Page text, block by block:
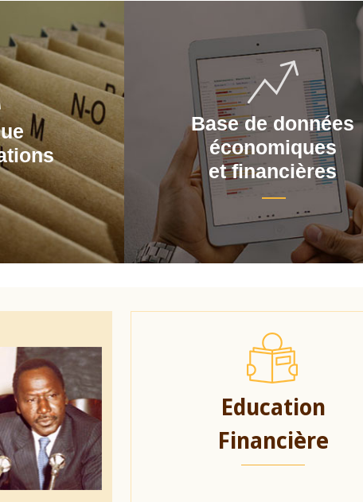
Base de données
économiques
et financières
Education
Financière